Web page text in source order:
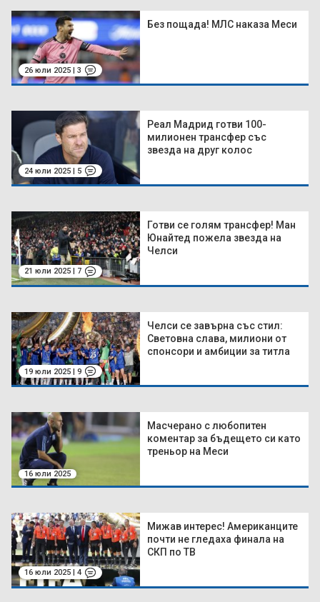
26 юли 2025 | 3
Без пощада! МЛС наказа Меси
24 юли 2025 | 5
Реал Мадрид готви 100-
милионен трансфер със
звезда на друг колос
21 юли 2025 | 7
Готви се голям трансфер! Ман
Юнайтед пожела звезда на
Челси
19 юли 2025 | 9
Челси се завърна със стил:
Световна слава, милиони от
спонсори и амбиции за титла
16 юли 2025
Масчерано с любопитен
коментар за бъдещето си като
треньор на Меси
16 юли 2025 | 4
Мижав интерес! Американците
почти не гледаха финала на
СКП по ТВ